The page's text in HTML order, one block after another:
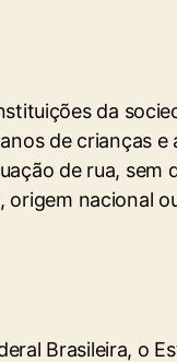
da
de crianças
de rua, sem
nacional
Brasileira, o